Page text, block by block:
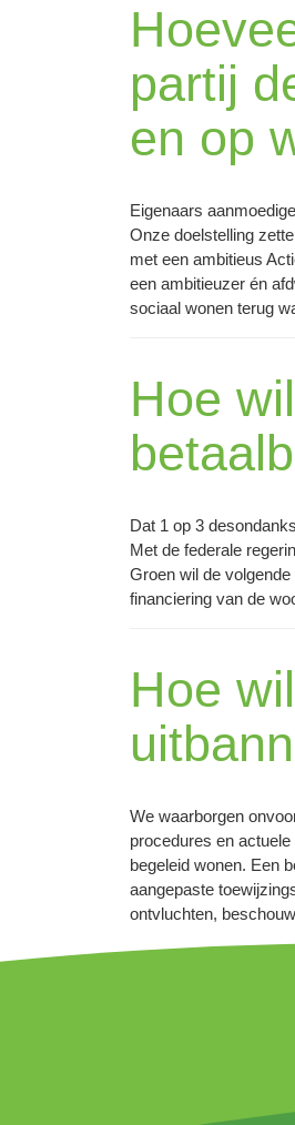
partij
en op
Eigenaars
Onze doelstelling
met een ambitieus
een ambitieuzer én
sociaal wonen terug
Hoe
Dat 1 op 3
Met de federale
Groen wil de
financiering van de
Hoe
We waarborgen
procedures en
begeleid wonen. Een
aangepaste
ontvluchten,